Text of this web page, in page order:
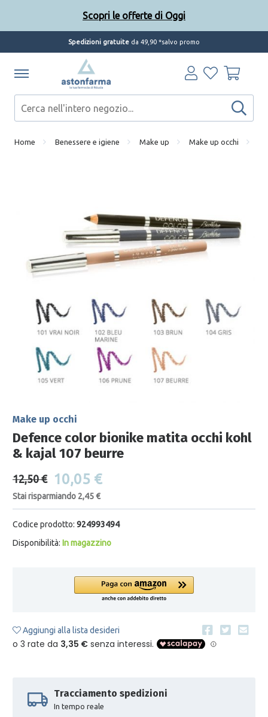
Spedizioni gratuite da 49,90 *salvo promo
Home Benessere e igiene Make up Make up occhi
Make up occhi
Defence color bionike matita occhi kohl
& kajal 107 beurre
12,50 € 10,05 €
Stai risparmiando 2,45 €
Codice prodotto: 924993494
Disponibilità: In magazzino
Aggiungi alla lista desideri
Tracciamento spedizioni
In tempo reale
Scopri le offerte di Oggi